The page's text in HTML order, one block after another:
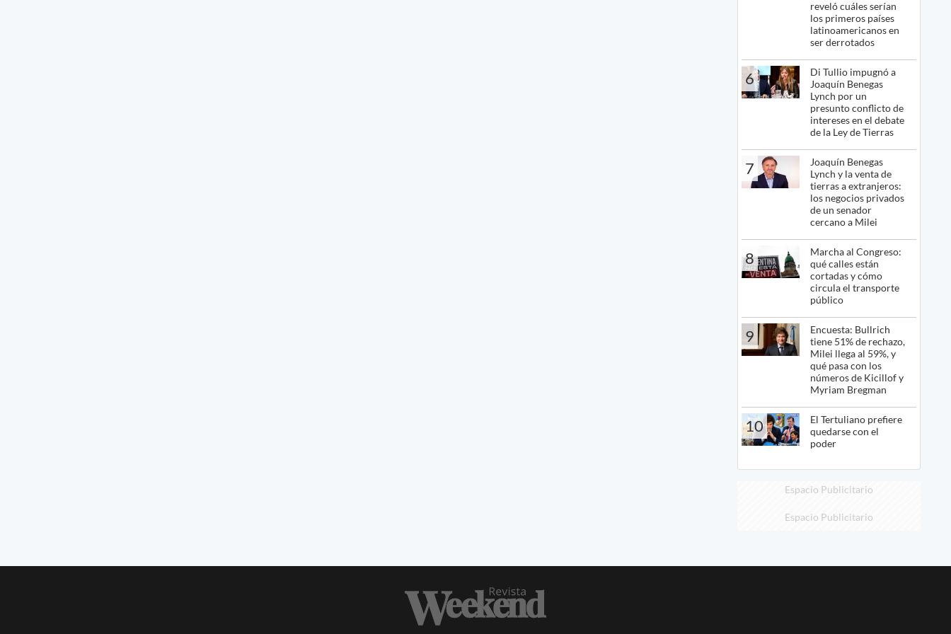
reveló cuáles serían
los primeros países
latinoamericanos en
ser derrotados
6
Di Tullio impugnó a
Joaquín Benegas
Lynch por un
presunto conflicto de
intereses en el debate
de la Ley de Tierras
7
Joaquín Benegas
Lynch y la venta de
tierras a extranjeros:
los negocios privados
de un senador
cercano a Milei
8
Marcha al Congreso:
qué calles están
cortadas y cómo
circula el transporte
público
9
Encuesta: Bullrich
tiene 51% de rechazo,
Milei llega al 59%, y
qué pasa con los
números de Kicillof y
Myriam Bregman
10
El Tertuliano prefiere
quedarse con el
poder
Espacio Publicitario
Espacio Publicitario